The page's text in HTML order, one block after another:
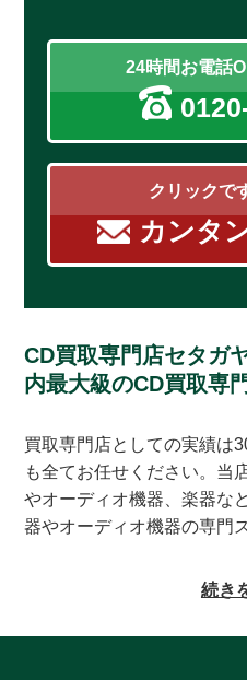
24時間お電話
クリックで
カンタ
CD買取専門店セタガ
内最大級のCD買取専
買取専門店としての実績は
も全てお任せください。当
やオーディオ機器、楽器な
器やオーディオ機器の専門
買取専門店もある為、古い
ジャンルなんでも大丈夫！
続き